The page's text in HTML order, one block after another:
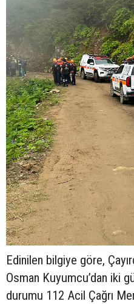
Edinilen bilgiye göre,
Osman Kuyumcu’dan iki
durumu 112 Acil Çağrı